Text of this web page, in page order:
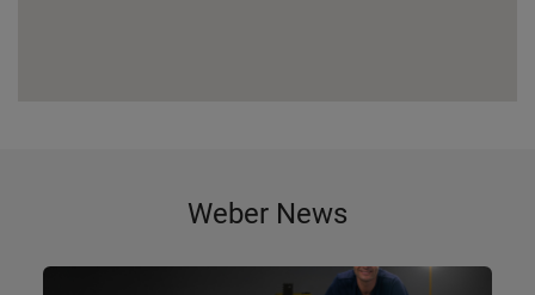
Weber News